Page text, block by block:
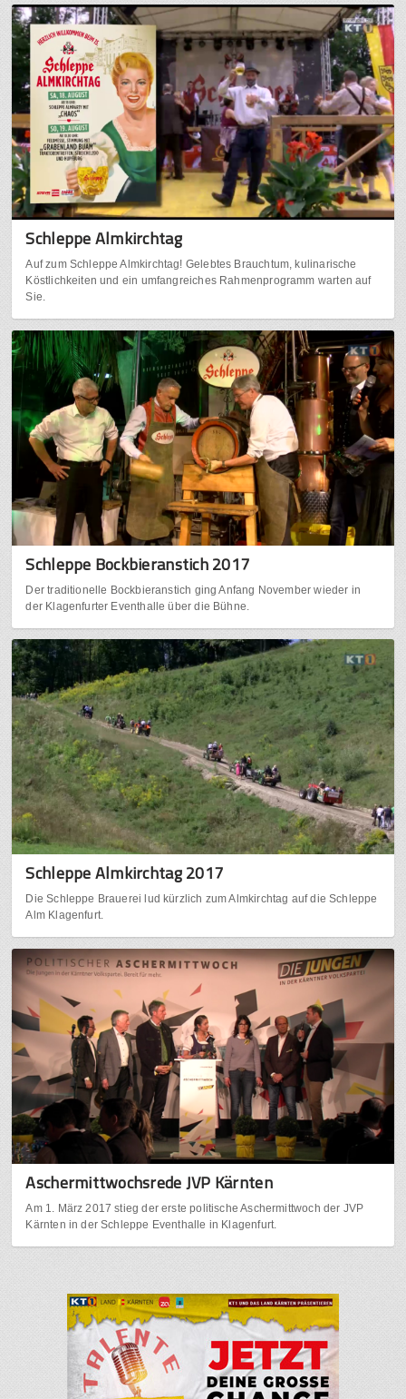
Schleppe Almkirchtag
Auf zum Schleppe Almkirchtag! Gelebtes Brauchtum, kulinarische
Köstlichkeiten und ein umfangreiches Rahmenprogramm warten auf
Sie.
Schleppe Bockbieranstich 2017
Der traditionelle Bockbieranstich ging Anfang November wieder in
der Klagenfurter Eventhalle über die Bühne.
Schleppe Almkirchtag 2017
Die Schleppe Brauerei lud kürzlich zum Almkirchtag auf die Schleppe
Alm Klagenfurt.
Aschermittwochsrede JVP Kärnten
Am 1. März 2017 stieg der erste politische Aschermittwoch der JVP
Kärnten in der Schleppe Eventhalle in Klagenfurt.